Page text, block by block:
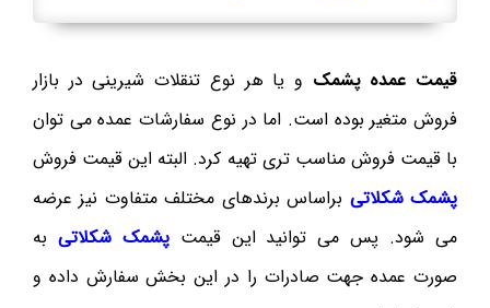
قیمت عمده پشمک و یا هر نوع تنقلات شیرینی در بازار
فروش متغیر بوده است. اما در نوع سفارشات عمده می توان
با قیمت فروش مناسب تری تهیه کرد. البته این قیمت فروش
پشمک شکلاتی براساس برندهای مختلف متفاوت نیز عرضه
می شود. پس می توانید این قیمتپشمک شکلاتی به
صورت عمده جهت صادرات را در این بخش سفارش داده و